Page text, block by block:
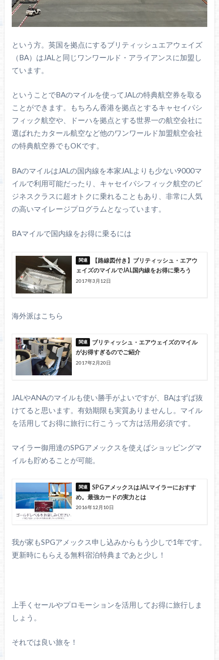
という方。英国を拠点にするブリティッシュエアウェイズ
（BA）はJALと同じワンワールド・アライアンスに加盟し
ています。
ということでBAのマイルを使ってJALの特典航空券を取る
ことができます。もちろん香港を拠点とするキャセイパシ
フィック航空や、ドーハを拠点とする世界一の航空会社に
選ばれたカタール航空など他のワンワールド加盟航空会社
の特典航空券でもOKです。
BAのマイルはJALの国内線を本家JALよりも少ない9000マ
イルで利用可能だったり、キャセイパシフィック航空のビ
ジネスクラスに超オトクに乗れることもあり、非常に人気
の高いマイレージプログラムとなっています。
BAマイルで国内線をお得に乗るには
【路線図付き】ブリティッシュ・エアウ
ェイズのマイルでJAL国内線をお得に乗ろう
2017年3月12日
海外派はこちら
ブリティッシュ・エアウェイズのマイル
がお得すぎるのでご紹介
2017年2月20日
JALやANAのマイルも使い勝手がよいですが、BAはずば抜
けてると思います。有効期限も実質ありませんし。マイル
を活用してお得に旅行に行こうって方は活用必須です。
マイラー御用達のSPGアメックスを使えばショッピングマ
イルも貯めることが可能。
SPGアメックスはJALマイラーにおすす
め。最強カードの実力とは
2016年12月10日
我が家もSPGアメックス申し込みからもう少しで1年です。
更新時にもらえる無料宿泊特典まであと少し！
上手くセールやプロモーションを活用してお得に旅行しま
しょう。
それでは良い旅を！